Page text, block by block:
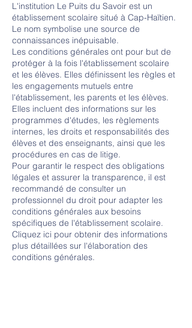
L'institution Le Puits du Savoir est un
établissement scolaire situé à Cap-Haïtien.
Le nom symbolise une source de
connaissances inépuisable.
Les conditions générales ont pour but de
protéger à la fois l'établissement scolaire
et les élèves. Elles définissent les règles et
les engagements mutuels entre
l'établissement, les parents et les élèves.
Elles incluent des informations sur les
programmes d'études, les règlements
internes, les droits et responsabilités des
élèves et des enseignants, ainsi que les
procédures en cas de litige.
Pour garantir le respect des obligations
légales et assurer la transparence, il est
recommandé de consulter un
professionnel du droit pour adapter les
conditions générales aux besoins
spécifiques de l'établissement scolaire.
Cliquez ici pour obtenir des informations
plus détaillées sur l'élaboration des
conditions générales.